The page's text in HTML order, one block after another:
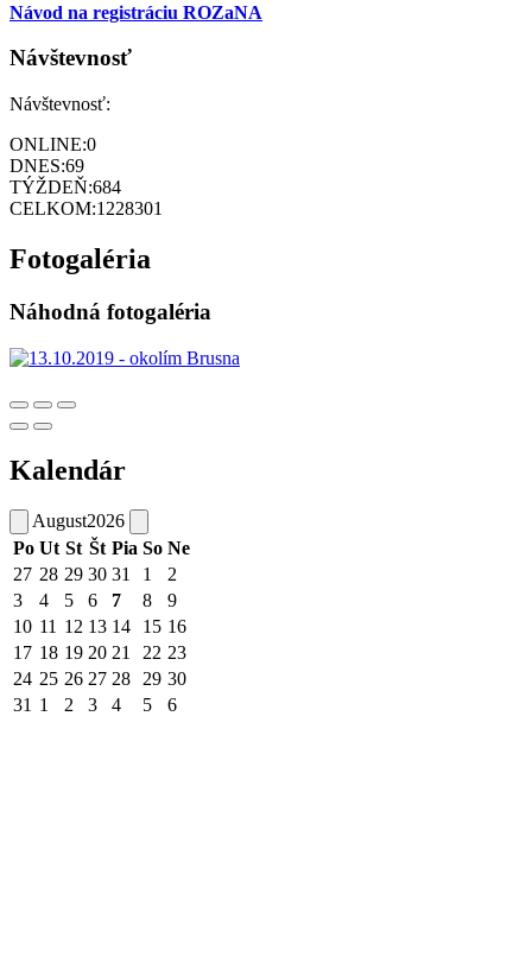
Návod na registráciu ROZaNA
Návštevnosť
Návštevnosť:
ONLINE:0
DNES:69
TÝŽDEŇ:684
CELKOM:1228301
Fotogaléria
Náhodná fotogaléria
Kalendár
August2026
Po Ut St Št Pia So Ne
27 28 29 30 31 1
2
3
4 5 6 7 8
9
10 11 12 13 14 15 16
17 18 19 20 21 22 23
24 25 26 27 28 29 30
31 1 2 3 4 5 6